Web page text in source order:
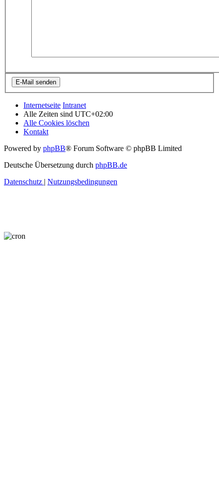
Internetseite Intranet
Alle Zeiten sind UTC+02:00
Alle Cookies löschen
Kontakt
Powered by phpBB® Forum Software © phpBB Limited
Deutsche Übersetzung durch phpBB.de
Datenschutz | Nutzungsbedingungen